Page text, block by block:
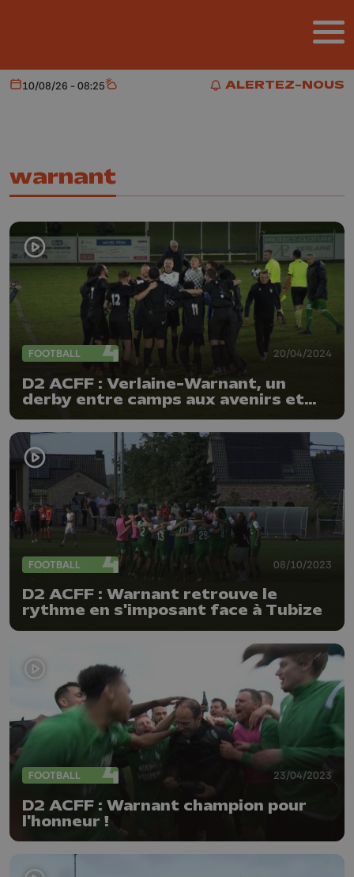
ALERTEZ-NOUS
ALERTEZ-NOUS
Aujourd'hui
10/08/26 - 08:25 Météo
warnant
FOOTBALL 20/04/2024
D2 ACFF : Verlaine-Warnant, un
derby entre camps aux avenirs et
objectifs bien différents
FOOTBALL 08/10/2023
D2 ACFF : Warnant retrouve le
rythme en s'imposant face à Tubize
FOOTBALL 23/04/2023
D2 ACFF : Warnant champion pour
l'honneur !